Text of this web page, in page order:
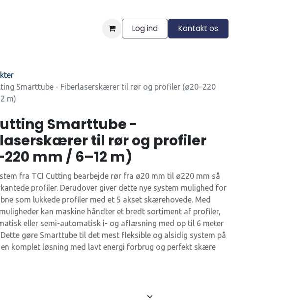
Log ind Kontakt os
Smarttube - Fiberlaserskærer til rør og profiler (ø20–220
m)
Smarttube -
til rør og profiler
mm / 6–12 m)
fra TCI Cutting bearbejde rør fra ø20 mm til ø220 mm så
profiler. Derudover giver dette nye system mulighed for
som lukkede profiler med et 5 akset skærehovede. Med
kan maskine håndter et bredt sortiment af profiler,
eller semi-automatisk i- og aflæsning med op til 6 meter
gøre Smarttube til det mest fleksible og alsidig system på
komplet løsning med lavt energi forbrug og perfekt skære